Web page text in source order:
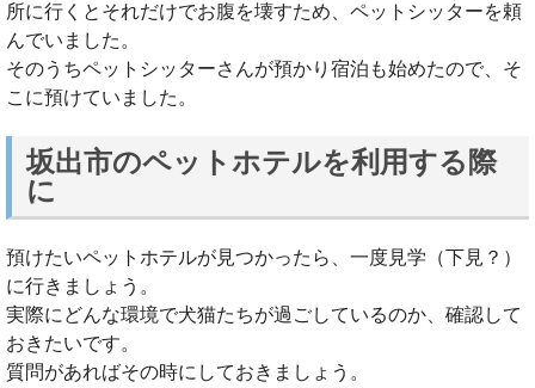
所に行くとそれだけでお腹を壊すため、ペットシッターを頼
んでいました。
そのうちペットシッターさんが預かり宿泊も始めたので、そ
こに預けていました。
坂出市のペットホテルを利用する際
に
預けたいペットホテルが見つかったら、一度見学（下見？）
に行きましょう。
実際にどんな環境で犬猫たちが過ごしているのか、確認して
おきたいです。
質問があればその時にしておきましょう。